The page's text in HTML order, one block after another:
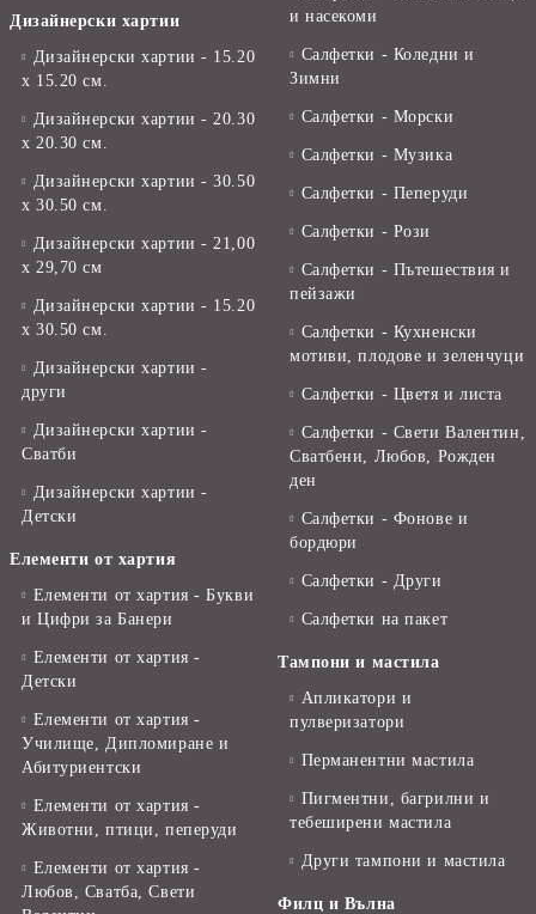
Дизайнерски хартии
Дизайнерски хартии - 15.20
х 15.20 см.
Дизайнерски хартии - 20.30
х 20.30 см.
Дизайнерски хартии - 30.50
х 30.50 см.
Дизайнерски хартии - 21,00
х 29,70 см
Дизайнерски хартии - 15.20
x 30.50 см.
Дизайнерски хартии -
други
Дизайнерски хартии -
Сватби
Дизайнерски хартии -
Детски
Елементи от хартия
Елементи от хартия - Букви
и Цифри за Банери
Елементи от хартия -
Детски
Елементи от хартия -
Училище, Дипломиране и
Абитуриентски
Елементи от хартия -
Животни, птици, пеперуди
Елементи от хартия -
Любов, Сватба, Свети
и насекоми
Салфетки - Коледни и
Зимни
Салфетки - Морски
Салфетки - Музика
Салфетки - Пеперуди
Салфетки - Рози
Салфетки - Пътешествия и
пейзажи
Салфетки - Кухненски
мотиви, плодове и зеленчуци
Салфетки - Цветя и листа
Салфетки - Свети Валентин,
Сватбени, Любов, Рожден
ден
Салфетки - Фонове и
бордюри
Салфетки - Други
Салфетки на пакет
Тампони и мастила
Апликатори и
пулверизатори
Перманентни мастила
Пигментни, багрилни и
тебеширени мастила
Други тампони и мастила
Филц и Вълна